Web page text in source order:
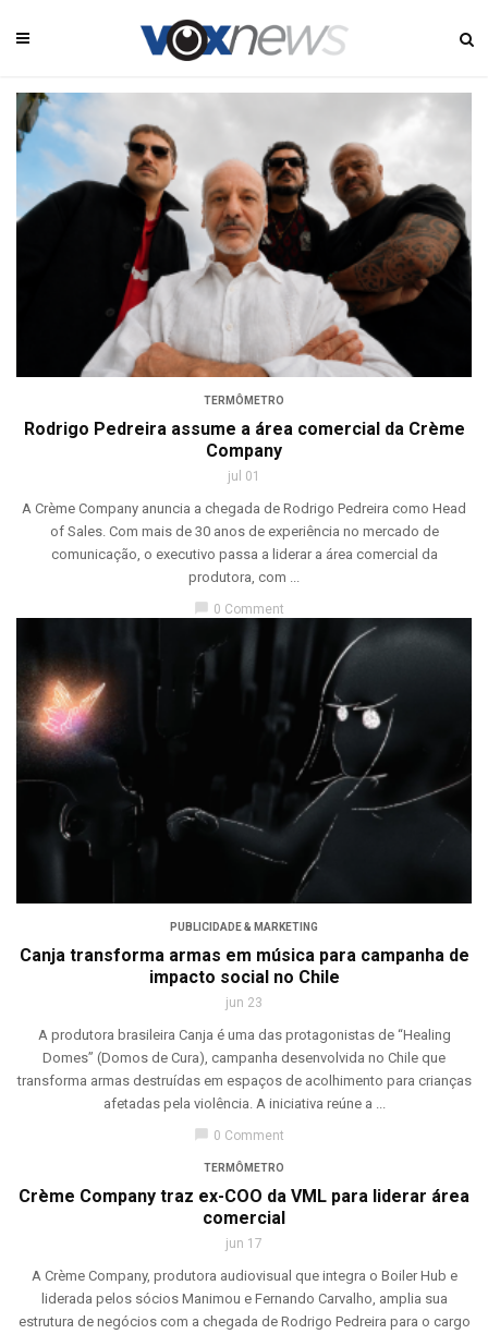
TERMÔMETRO
Rodrigo Pedreira assume a área comercial da Crème
Company
jul 01
A Crème Company anuncia a chegada de Rodrigo Pedreira como Head
of Sales. Com mais de 30 anos de experiência no mercado de
comunicação, o executivo passa a liderar a área comercial da
produtora, com ...
chat_bubble 0 Comment
PUBLICIDADE & MARKETING
Canja transforma armas em música para campanha de
impacto social no Chile
jun 23
A produtora brasileira Canja é uma das protagonistas de “Healing
Domes” (Domos de Cura), campanha desenvolvida no Chile que
transforma armas destruídas em espaços de acolhimento para crianças
afetadas pela violência. A iniciativa reúne a ...
0 Comment
TERMÔMETRO
Crème Company traz ex-COO da VML para liderar área
comercial
jun 17
A Crème Company, produtora audiovisual que integra o Boiler Hub e
liderada pelos sócios Manimou e Fernando Carvalho, amplia sua
estrutura de negócios com a chegada de Rodrigo Pedreira para o cargo